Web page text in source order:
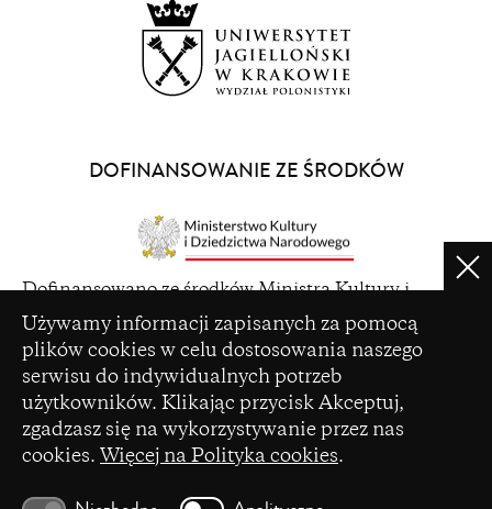
Ustawienia plików cookie
Używamy informacji zapisanych za pomocą
plików cookies w celu dostosowania naszego
serwisu do indywidualnych potrzeb
użytkowników. Klikając przycisk Akceptuj,
zgadzasz się na wykorzystywanie przez nas
cookies. Więcej na Polityka cookies.
DOFINANSOWANIE ZE ŚRODKÓW
a
new
window)
Dofinansowano ze środków Ministra Kultury i
Dziedzictwa Narodowego pochodzących z Funduszu
Promocji Kultury – państwowego funduszu celowego
(opens
Ministerstwa Nauki i Szkolnictwa Wyższego na